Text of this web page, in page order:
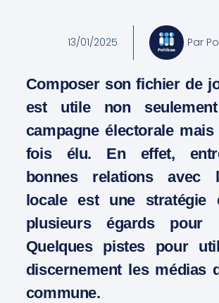
13/01/2025 Par
Composer son fichier de
est utile non
campagne électorale
fois élu. En effet,
bonnes relations avec
locale est une stratégie
plusieurs égards pour
Quelques pistes pour
discernement les médias
commune.